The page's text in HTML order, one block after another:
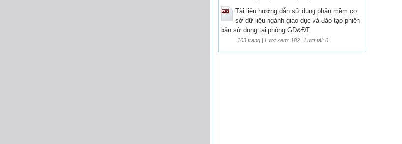
Tài liệu hướng dẫn sử dụng phần mềm cơ
sở dữ liệu ngành giáo dục và đào tạo phiên
bản sử dụng tại phòng GD&ĐT
103 trang | Lượt xem: 182 | Lượt tải: 0